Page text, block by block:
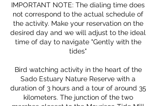
IMPORTANT NOTE: The dialing time does
not correspond to the actual schedule of
the activity. Make your reservation on the
desired day and we will adjust to the ideal
time of day to navigate "Gently with the
tides"
Bird watching activity in the heart of the
Sado Estuary Nature Reserve with a
duration of 3 hours and a tour of around 35
kilometers. The junction of the two